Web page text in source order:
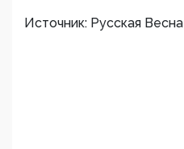
Источник: Русская Весна